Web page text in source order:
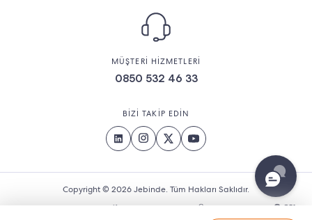
MÜŞTERİ HİZMETLERİ
0850 532 46 33
BİZİ TAKİP EDİN
Copyright © 2026 Jebinde. Tüm Hakları Saklıdır.